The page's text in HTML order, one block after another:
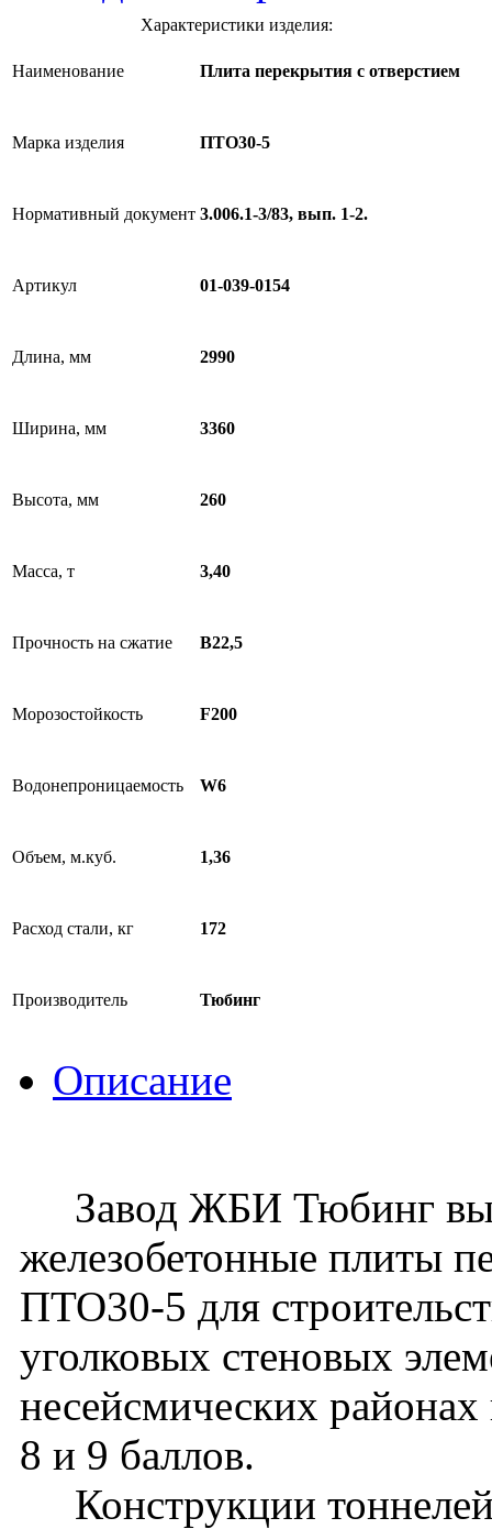
Характеристики изделия:
Наименование Плита перекрытия с отверстием
Марка изделия ПТО30-5
Нормативный документ 3.006.1-3/83, вып. 1-2.
Артикул 01-039-0154
Длина, мм 2990
Ширина, мм 3360
Высота, мм 260
Масса, т 3,40
Прочность на сжатие В22,5
Морозостойкость F200
Водонепроницаемость W6
Объем, м.куб. 1,36
Расход стали, кг 172
Производитель Тюбинг
Описание
Завод ЖБИ Тюбинг
железобетонные плиты
ПТО30-5 для
уголковых стеновых
несейсмических
8 и 9 баллов.
Конструкции тоннелей